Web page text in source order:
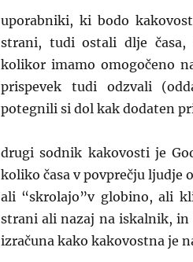
uporabniki, ki bodo
strani, tudi ostali dlje
kolikor imamo omogočeno
prispevek tudi odzvali
potegnili si dol kak dodaten
drugi sodnik kakovosti je
koliko časa v povprečju ljudje
ali “skrolajo”v globino, ali
strani ali nazaj na iskalnik,
izračuna kako kakovostna je